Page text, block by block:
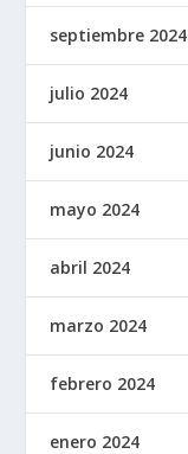
septiembre 2024
julio 2024
junio 2024
mayo 2024
abril 2024
marzo 2024
febrero 2024
enero 2024